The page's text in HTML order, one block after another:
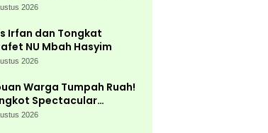
Magnet Ribuan
2026
Irfan dan Tongkat
NU Mbah Hasyim
2026
Warga Tumpah Ruah!
Spectacular
2026 Jadi Pesta
2026